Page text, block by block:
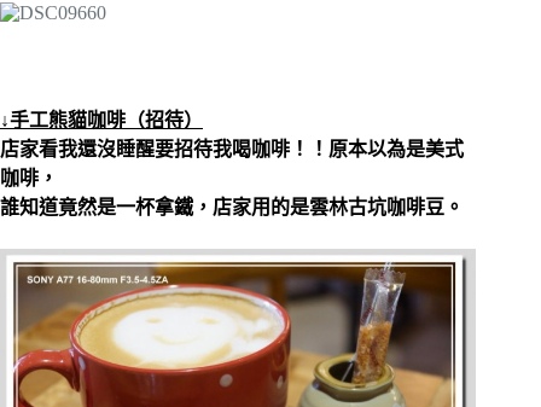
↓手工熊貓咖啡（招待）
店家看我還沒睡醒要招待我喝咖啡！！原本以為是美式
咖啡，
誰知道竟然是一杯拿鐵，店家用的是雲林古坑咖啡豆。